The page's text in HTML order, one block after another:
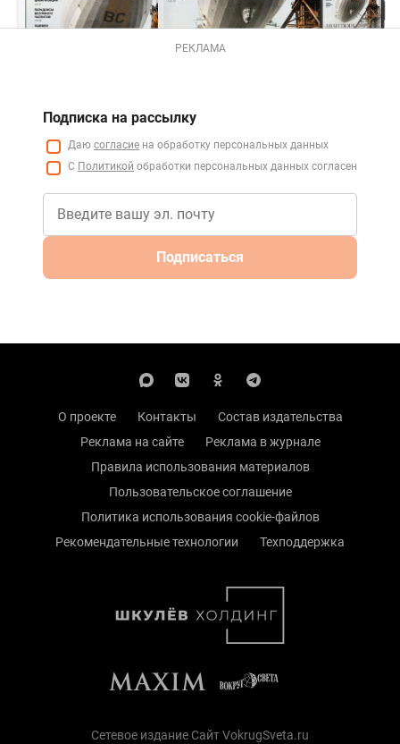
РЕКЛАМА
Подписка на рассылку
Даю согласие на обработку персональных данных
С Политикой обработки персональных данных согласен
Подписаться
О проекте Контакты
Состав издательства
Реклама на сайте
Реклама в журнале
Правила использования материалов
Пользовательское соглашение
Политика использования cookie-файлов
Рекомендательные технологии
Техподдержка
Сетевое издание Сайт VokrugSveta.ru